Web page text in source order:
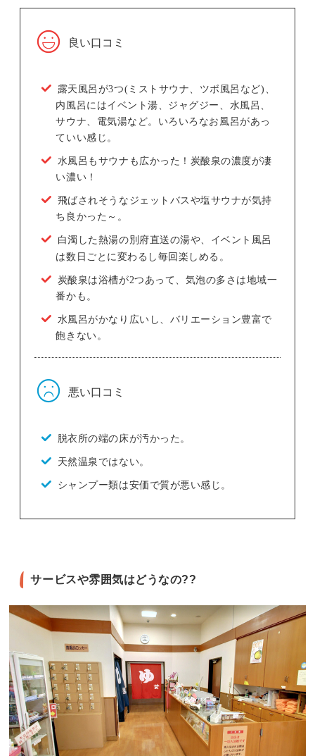
良い口コミ
露天風呂が3つ(ミストサウナ、ツボ風呂など)、
内風呂にはイベント湯、ジャグジー、水風呂、
サウナ、電気湯など。いろいろなお風呂があっ
ていい感じ。
水風呂もサウナも広かった！炭酸泉の濃度が凄
い濃い！
飛ばされそうなジェットバスや塩サウナが気持
ち良かった～。
白濁した熱湯の別府直送の湯や、イベント風呂
は数日ごとに変わるし毎回楽しめる。
炭酸泉は浴槽が2つあって、気泡の多さは地域一
番かも。
水風呂がかなり広いし、バリエーション豊富で
飽きない。
悪い口コミ
脱衣所の端の床が汚かった。
天然温泉ではない。
シャンプー類は安価で質が悪い感じ。
サービスや雰囲気はどうなの??